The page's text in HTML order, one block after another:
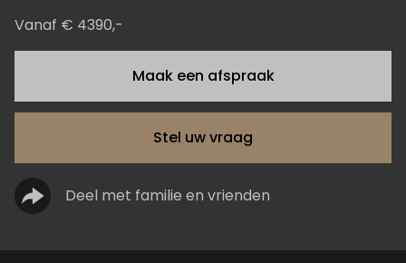
Vanaf € 4390,-
Maak een afspraak
Stel uw vraag
Deel met familie en vrienden